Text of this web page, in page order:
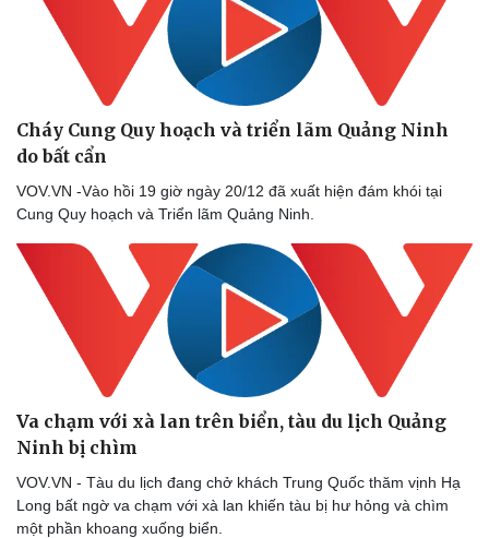
Cháy Cung Quy hoạch và triển lãm Quảng Ninh
do bất cẩn
VOV.VN -Vào hồi 19 giờ ngày 20/12 đã xuất hiện đám khói tại
Cung Quy hoạch và Triển lãm Quảng Ninh.
Va chạm với xà lan trên biển, tàu du lịch Quảng
Ninh bị chìm
VOV.VN - Tàu du lịch đang chở khách Trung Quốc thăm vịnh Hạ
Long bất ngờ va chạm với xà lan khiến tàu bị hư hỏng và chìm
một phần khoang xuống biển.